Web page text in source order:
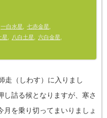
一白水星 七赤金星
星 八白土星 六白金星
走（しわす）に入りまし
し詰る候となりますが、寒さ
月を乗り切ってまいりましょ